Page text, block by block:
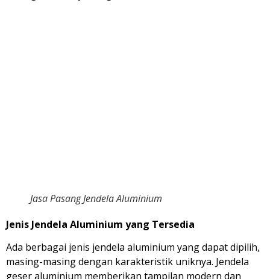
Jasa Pasang Jendela Aluminium
Jenis Jendela Aluminium yang Tersedia
Ada berbagai jenis jendela aluminium yang dapat dipilih,
masing-masing dengan karakteristik uniknya. Jendela
geser aluminium memberikan tampilan modern dan